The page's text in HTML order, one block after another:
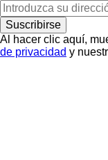
Suscribirse
Al hacer clic aquí,
de privacidad y